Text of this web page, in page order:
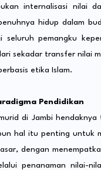
internalisasi nilai
hidup dalam
pemangku
sekadar transfer nilai
etika Islam.
Pendidikan
di Jambi
hal itu penting untuk
dengan
penanaman nilai-